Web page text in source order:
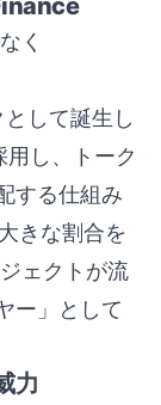
く
して誕生し
し、トーク
する仕組み
きな割合を
ェクトが流
ー」として
力